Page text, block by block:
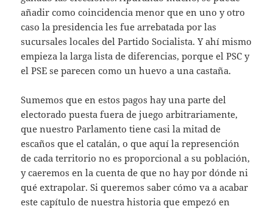
añadir como coincidencia menor que en uno y otro
caso la presidencia les fue arrebatada por las
sucursales locales del Partido Socialista. Y ahí mismo
empieza la larga lista de diferencias, porque el PSC y
el PSE se parecen como un huevo a una castaña.
Sumemos que en estos pagos hay una parte del
electorado puesta fuera de juego arbitrariamente,
que nuestro Parlamento tiene casi la mitad de
escaños que el catalán, o que aquí la represención
de cada territorio no es proporcional a su población,
y caeremos en la cuenta de que no hay por dónde ni
qué extrapolar. Si queremos saber cómo va a acabar
este capítulo de nuestra historia que empezó en